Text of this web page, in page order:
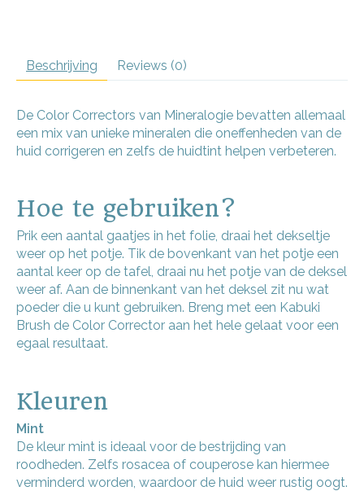
Beschrijving Reviews (0)
De Color Correctors van Mineralogie bevatten allemaal
een mix van unieke mineralen die oneffenheden van de
huid corrigeren en zelfs de huidtint helpen verbeteren.
Hoe te gebruiken?
Prik een aantal gaatjes in het folie, draai het dekseltje
weer op het potje. Tik de bovenkant van het potje een
aantal keer op de tafel, draai nu het potje van de deksel
weer af. Aan de binnenkant van het deksel zit nu wat
poeder die u kunt gebruiken. Breng met een Kabuki
Brush de Color Corrector aan het hele gelaat voor een
egaal resultaat.
Kleuren
Mint
De kleur mint is ideaal voor de bestrijding van
roodheden. Zelfs rosacea of couperose kan hiermee
verminderd worden, waardoor de huid weer rustig oogt.